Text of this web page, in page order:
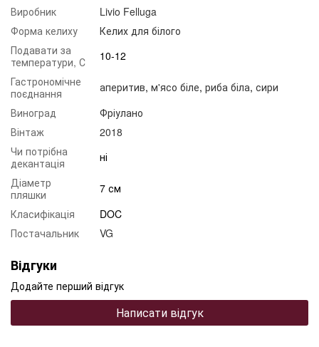
Виробник
Livio Felluga
Форма келиху
Келих для білого
Подавати за
температури, С
10-12
Гастрономічне
поєднання
аперитив, м'ясо біле, риба біла, сири
Виноград
Фріулано
Вінтаж
2018
Чи потрібна
декантація
ні
Діаметр
пляшки
7 см
Класифікація
DOC
Постачальник
VG
Відгуки
Додайте перший відгук
Написати відгук